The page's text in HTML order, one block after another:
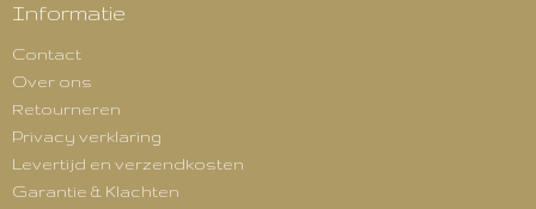
Informatie
Contact
Over ons
Retourneren
Privacy verklaring
Levertijd en verzendkosten
Garantie & Klachten